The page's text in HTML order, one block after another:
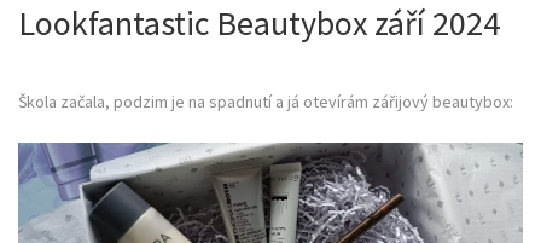
Lookfantastic Beautybox září 2024
Škola začala, podzim je na spadnutí a já otevírám zářijový beautybox: